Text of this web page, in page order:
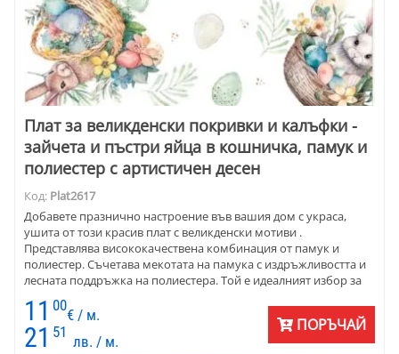
Плат за великденски покривки и калъфки -
зайчета и пъстри яйца в кошничка, памук и
полиестер с артистичен десен
Код: Plat2617
Добавете празнично настроение във вашия дом с украса,
ушита от този красив плат с великденски мотиви .
Представлява висококачествена комбинация от памук и
полиестер. Съчетава мекотата на памука с издръжливостта и
лесната поддръжка на полиестера. Той е идеалният избор за
създаване на уникални великденски декорации за дома.
11 00
€ / м.
21 51
лв. / м.
ПОРЪЧАЙ